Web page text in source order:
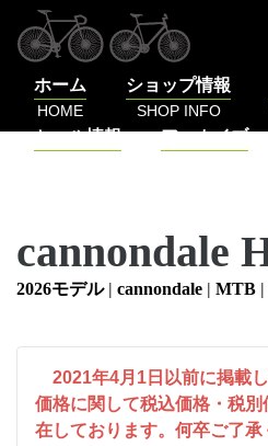
ホーム
HOME
ショップ情報
SHOP INFO
セール情報 アーカイブ
cannondale
2026モデル| cannondale | MTB |
2021年4月1日以前に掲載
価格に関して税込価格・税別
在しております。何卒ご了承